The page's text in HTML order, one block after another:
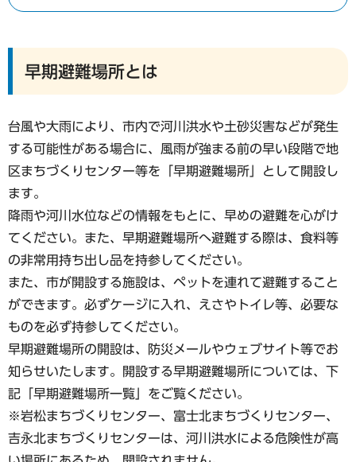
早期避難場所とは
台風や大雨により、市内で河川洪水や土砂災害などが発生
する可能性がある場合に、風雨が強まる前の早い段階で地
区まちづくりセンター等を「早期避難場所」として開設し
ます。
降雨や河川水位などの情報をもとに、早めの避難を心がけ
てください。また、早期避難場所へ避難する際は、食料等
の非常用持ち出し品を持参してください。
また、市が開設する施設は、ペットを連れて避難すること
ができます。必ずケージに入れ、えさやトイレ等、必要な
ものを必ず持参してください。
早期避難場所の開設は、防災メールやウェブサイト等でお
知らせいたします。開設する早期避難場所については、下
記「早期避難場所一覧」をご覧ください。
※岩松まちづくりセンター、富士北まちづくりセンター、
吉永北まちづくりセンターは、河川洪水による危険性が高